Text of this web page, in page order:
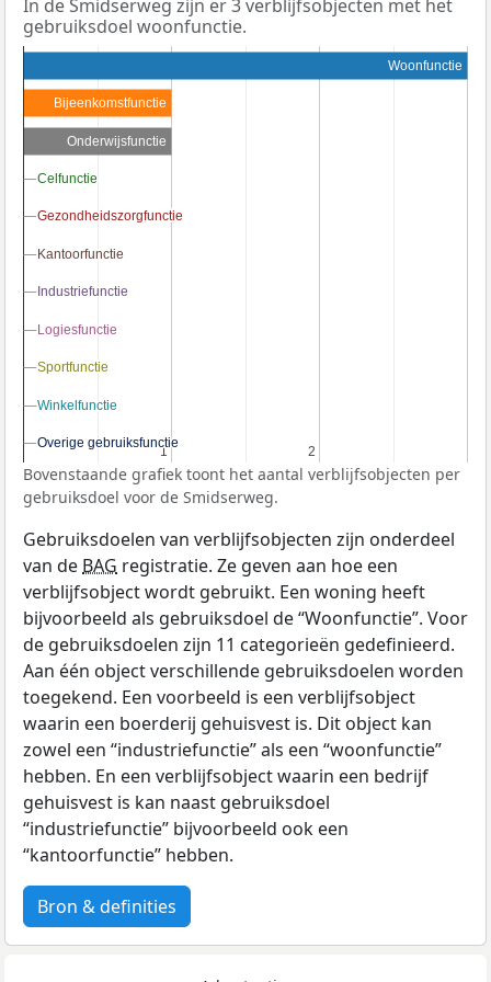
In de Smidserweg zijn er 3 verblijfsobjecten met het
gebruiksdoel woonfunctie.
1
1 2
2
Woonfunctie
Bijeenkomstfunctie
Onderwijsfunctie
Celfunctie
Celfunctie
Gezondheidszorgfunctie
Gezondheidszorgfunctie
Kantoorfunctie
Kantoorfunctie
Industriefunctie
Industriefunctie
Logiesfunctie
Logiesfunctie
Sportfunctie
Sportfunctie
Winkelfunctie
Winkelfunctie
Overige gebruiksfunctie
Overige gebruiksfunctie
Bovenstaande grafiek toont het aantal verblijfsobjecten per
gebruiksdoel voor de Smidserweg.
Gebruiksdoelen van verblijfsobjecten zijn onderdeel
van de BAG registratie. Ze geven aan hoe een
verblijfsobject wordt gebruikt. Een woning heeft
bijvoorbeeld als gebruiksdoel de “Woonfunctie”. Voor
de gebruiksdoelen zijn 11 categorieën gedefinieerd.
Aan één object verschillende gebruiksdoelen worden
toegekend. Een voorbeeld is een verblijfsobject
waarin een boerderij gehuisvest is. Dit object kan
zowel een “industriefunctie” als een “woonfunctie”
hebben. En een verblijfsobject waarin een bedrijf
gehuisvest is kan naast gebruiksdoel
“industriefunctie” bijvoorbeeld ook een
“kantoorfunctie” hebben.
Bron & definities